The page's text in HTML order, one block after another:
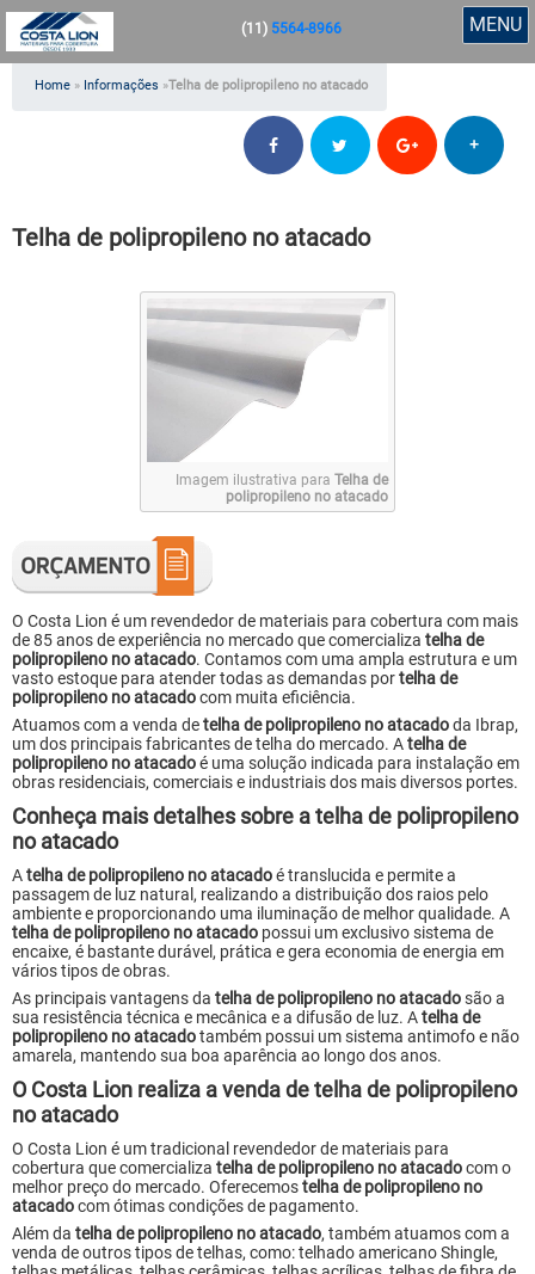
MENU
(11) 5564-8966
Home » Informações »Telha de polipropileno no atacado
+
Telha de polipropileno no atacado
Imagem ilustrativa para Telha de
polipropileno no atacado
O Costa Lion é um revendedor de materiais para cobertura com mais
de 85 anos de experiência no mercado que comercializa telha de
polipropileno no atacado. Contamos com uma ampla estrutura e um
vasto estoque para atender todas as demandas portelha de
polipropileno no atacadocom muita eficiência.
Atuamos com a venda detelha de polipropileno no atacadoda Ibrap,
um dos principais fabricantes de telha do mercado. Atelha de
polipropileno no atacadoé uma solução indicada para instalação em
obras residenciais, comerciais e industriais dos mais diversos portes.
Conheça mais detalhes sobre atelha de polipropileno
no atacado
Atelha de polipropileno no atacadoé translucida e permite a
passagem de luz natural, realizando a distribuição dos raios pelo
ambiente e proporcionando uma iluminação de melhor qualidade. A
telha de polipropileno no atacado possui um exclusivo sistema de
encaixe, é bastante durável, prática e gera economia de energia em
vários tipos de obras.
As principais vantagens da telha de polipropileno no atacadosão a
sua resistência técnica e mecânica e a difusão de luz. Atelha de
polipropileno no atacadotambém possui um sistema antimofo e não
amarela, mantendo sua boa aparência ao longo dos anos.
O Costa Lion realiza a venda detelha de polipropileno
no atacado
O Costa Lion é um tradicional revendedor de materiais para
cobertura que comercializa telha de polipropileno no atacadocom o
melhor preço do mercado. Oferecemostelha de polipropileno no
atacadocom ótimas condições de pagamento.
Além da telha de polipropileno no atacado, também atuamos com a
venda de outros tipos de telhas, como: telhado americano Shingle,